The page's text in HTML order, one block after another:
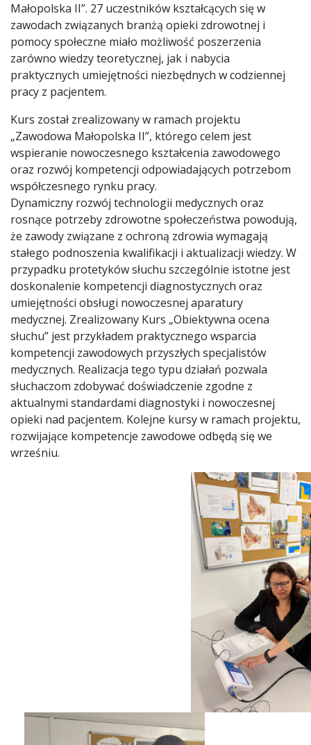
Małopolska II”. 27 uczestników kształcących się w
zawodach związanych branżą opieki zdrowotnej i
pomocy społeczne miało możliwość poszerzenia
zarówno wiedzy teoretycznej, jak i nabycia
praktycznych umiejętności niezbędnych w codziennej
pracy z pacjentem.
Kurs został zrealizowany w ramach projektu
„Zawodowa Małopolska II”, którego celem jest
wspieranie nowoczesnego kształcenia zawodowego
oraz rozwój kompetencji odpowiadających potrzebom
współczesnego rynku pracy.
Dynamiczny rozwój technologii medycznych oraz
rosnące potrzeby zdrowotne społeczeństwa powodują,
że zawody związane z ochroną zdrowia wymagają
stałego podnoszenia kwalifikacji i aktualizacji wiedzy. W
przypadku protetyków słuchu szczególnie istotne jest
doskonalenie kompetencji diagnostycznych oraz
umiejętności obsługi nowoczesnej aparatury
medycznej. Zrealizowany Kurs „Obiektywna ocena
słuchu” jest przykładem praktycznego wsparcia
kompetencji zawodowych przyszłych specjalistów
medycznych. Realizacja tego typu działań pozwala
słuchaczom zdobywać doświadczenie zgodne z
aktualnymi standardami diagnostyki i nowoczesnej
opieki nad pacjentem. Kolejne kursy w ramach projektu,
rozwijające kompetencje zawodowe odbędą się we
wrześniu.